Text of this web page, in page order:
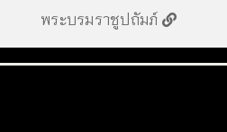
พระบรมราชูปถัมภ์